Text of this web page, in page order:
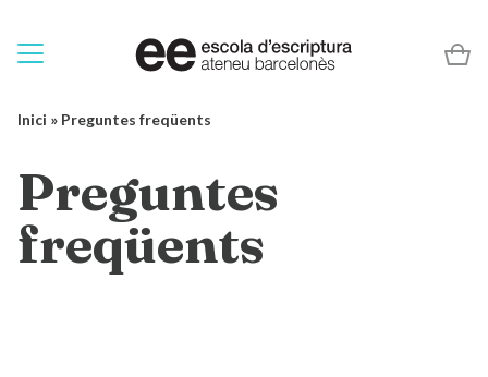
Inici » Preguntes freqüents
Preguntes
freqüents